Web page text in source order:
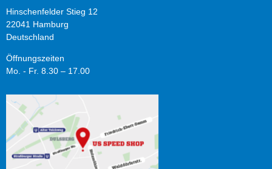
Hinschenfelder Stieg 12
22041 Hamburg
Deutschland
Öffnungszeiten
Mo. - Fr. 8.30 – 17.00